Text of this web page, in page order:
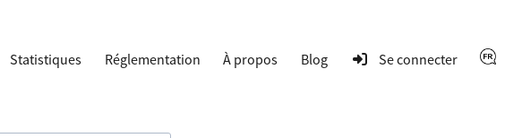
Statistiques Réglementation À propos Blog Se connecter